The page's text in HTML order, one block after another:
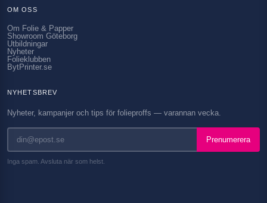
OM OSS
Om Folie & Papper
Showroom Göteborg
Utbildningar
Nyheter
Folieklubben
BytPrinter.se
NYHETSBREV
Nyheter, kampanjer och tips för folieproffs — varannan vecka.
Prenumerera
Inga spam. Avsluta när som helst.